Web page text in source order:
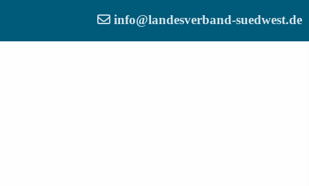
info@landesverband-suedwest.de